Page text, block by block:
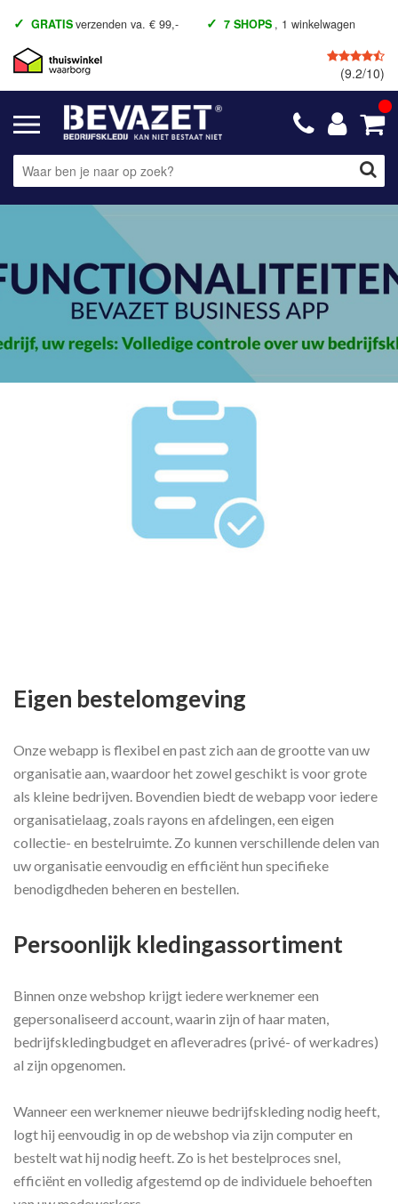
GRATISverzenden va. € 99,- 7 SHOPS , 1 winkelwagen
(9.2/10)
Eigen bestelomgeving
Onze webapp is flexibel en past zich aan de grootte van uw
organisatie aan, waardoor het zowel geschikt is voor grote
als kleine bedrijven. Bovendien biedt de webapp voor iedere
organisatielaag, zoals rayons en afdelingen, een eigen
collectie- en bestelruimte. Zo kunnen verschillende delen van
uw organisatie eenvoudig en efficiënt hun specifieke
benodigdheden beheren en bestellen.
Persoonlijk kledingassortiment
Binnen onze webshop krijgt iedere werknemer een
gepersonaliseerd account, waarin zijn of haar maten,
bedrijfskledingbudget en afleveradres (privé- of werkadres)
al zijn opgenomen.
Wanneer een werknemer nieuwe bedrijfskleding nodig heeft,
logt hij eenvoudig in op de webshop via zijn computer en
bestelt wat hij nodig heeft. Zo is het bestelproces snel,
efficiënt en volledig afgestemd op de individuele behoeften